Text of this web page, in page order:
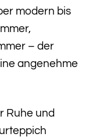
modern bis
– der
angenehme
Ruhe und